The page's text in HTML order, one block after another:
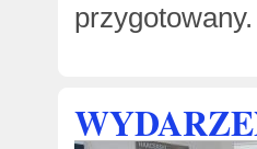
przygotowany.